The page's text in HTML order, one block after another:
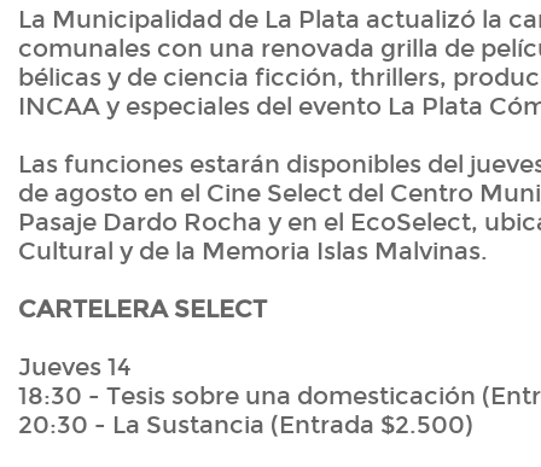
La Municipalidad de La Plata actualizó la
comunales con una renovada grilla de
bélicas y de ciencia ficción, thrillers,
INCAA y especiales del evento La Plata
Las funciones estarán disponibles del
de agosto en el Cine Select del Centro
Pasaje Dardo Rocha y en el EcoSelect,
Cultural y de la Memoria Islas Malvinas.
CARTELERA SELECT
Jueves 14
18:30 - Tesis sobre una domesticación
20:30 - La Sustancia (Entrada $2.500)